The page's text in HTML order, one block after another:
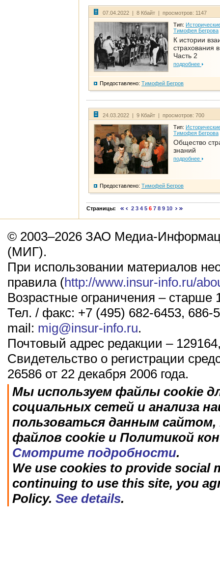
07.04.2022 | 8 Кбайт | просмотров: 1147
Тип:
Тимофея Бегрова
К истории
страхования
Часть 2
подробнее
Предоставлено: Тимофей Бегров
24.03.2022 | 9 Кбайт | просмотров: 700
Тип:
Тимофея Бегрова
Общество
знаний
подробнее
Предоставлено: Тимофей Бегров
Страницы: 2 3 4 5 6 7 8 9 10
© 2003–2026 ЗАО Медиа-
(МИГ).
При использовании материалов
правила (http://www.insur-info.ru/
Возрастные ограничения – старше
Тел. / факс: +7 (495) 682-6453, 686-
mail: mig@insur-info.ru.
Почтовый адрес редакции –
Свидетельство о регистрации
26586 от 22 декабря 2006 года.
Мы используем файлы cookie
социальных сетей и анализа
пользоваться данным
файлов cookie и Политикой
Смотрите подробности.
We use cookies to provide social
continuing to use this site, you
Policy. See details.